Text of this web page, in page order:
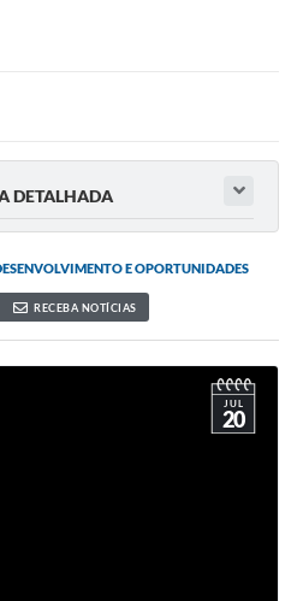
DETALHADA
E OPORTUNIDADES
RECEBA NOTÍCIAS
JUL
20